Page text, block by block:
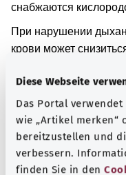
Diese Webseite
Das Portal
wie „Artikel merken“
bereitzustellen und
verbessern.
finden Sie in den
снабжаются
При нарушении
крови может
стать синеватого
Дополнительные
Указание